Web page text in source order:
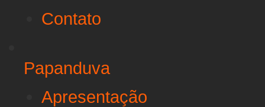
Contato
Papanduva
Apresentação